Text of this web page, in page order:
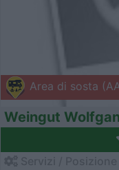
Area di sosta
Weingut